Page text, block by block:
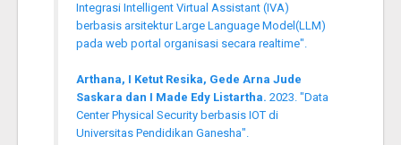
Integrasi Intelligent Virtual Assistant (IVA)
berbasis arsitektur Large Language Model(LLM)
pada web portal organisasi secara realtime".
Arthana, I Ketut Resika, Gede Arna Jude
Saskara dan I Made Edy Listartha. 2023. "Data
Center Physical Security berbasis IOT di
Universitas Pendidikan Ganesha".